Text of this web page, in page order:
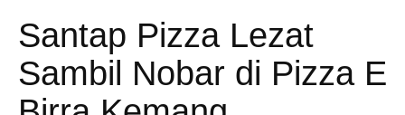
Santap Pizza Lezat
Sambil Nobar di Pizza E